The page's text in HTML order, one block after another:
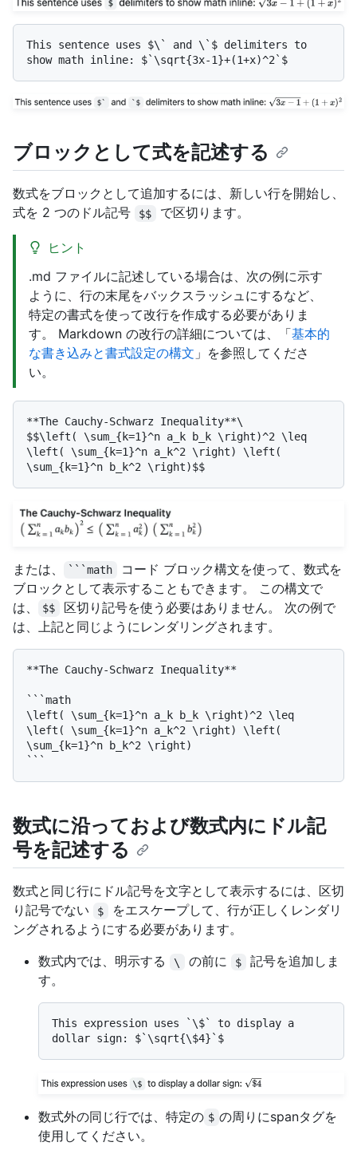
This sentence uses $\` and \`$ delimiters to
ブロックとして式を記述する
数式をブロックとして追加するには、新しい行を開始し、
式を 2 つのドル記号
$$ で区切ります。
ヒント
.md ファイルに記述している場合は、次の例に示す
ように、行の末尾をバックスラッシュにするなど、
特定の書式を使って改行を作成する必要がありま
す。 Markdown の改行の詳細については、「基本的
な書き込みと書式設定の構文 」を参照してくださ
い。
**The Cauchy-Schwarz Inequality**\
$$\left( \sum_{k=1}^n a_k b_k \right)^2 \leq
\left( \sum_{k=1}^n a_k^2 \right) \left(
または、 ```math
コード ブロック構文を使って、数式を
ブロックとして表示することもできます。 この構文で
は、
$$
区切り記号を使う必要はありません。 次の例で
は、上記と同じようにレンダリングされます。
**The Cauchy-Schwarz Inequality**
```math
\left( \sum_{k=1}^n a_k b_k \right)^2 \leq
\left( \sum_{k=1}^n a_k^2 \right) \left(
\sum_{k=1}^n b_k^2 \right)
数式に沿っておよび数式内にドル記
号を記述する
数式と同じ行にドル記号を文字として表示するには、区切
り記号でない
$
をエスケープして、行が正しくレンダリ
ングされるようにする必要があります。
数式内では、明示する
\ の前に $
記号を追加しま
す。
This expression uses `\$` to display a
数式外の同じ行では、特定の $ の周りにspanタグを
使用してください。